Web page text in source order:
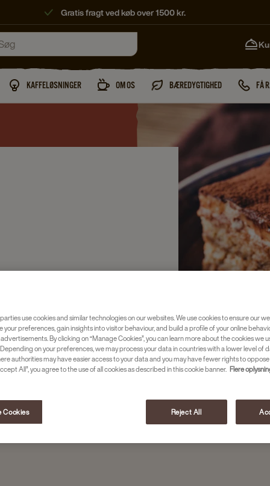
Gratis fragt ved køb over 1500 kr.
KAFFELØSNINGER OM OS BÆREDYGTIGHED FÅ
use cookies and similar technologies on our websites. We use cookies to ensure our
your preferences, gain insights into visitor behaviour, and build a profile of your online
By clicking on “Manage Cookies”, you can learn more about the cookies we
on your preferences, we may process your data in countries with a lower level of
authorities may have easier access to your data and you may have fewer rights to
All”, you agree to the use of all cookies as described in this cookie banner. Flere
Cookies Reject All